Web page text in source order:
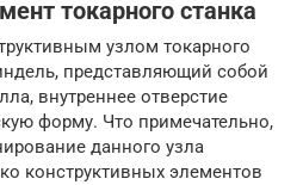
токарного станка
узлом токарного
представляющий собой
внутреннее отверстие
форму. Что примечательно,
данного узла
конструктивных элементов